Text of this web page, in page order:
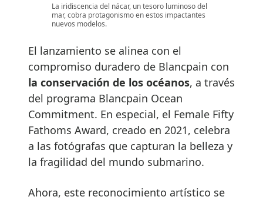
La iridiscencia del nácar, un tesoro luminoso del
mar, cobra protagonismo en estos impactantes
nuevos modelos.
El lanzamiento se alinea con el
compromiso duradero de Blancpain con
la conservación de los océanos, a través
del programa Blancpain Ocean
Commitment. En especial, el Female Fifty
Fathoms Award, creado en 2021, celebra
a las fotógrafas que capturan la belleza y
la fragilidad del mundo submarino.
Ahora, este reconocimiento artístico se